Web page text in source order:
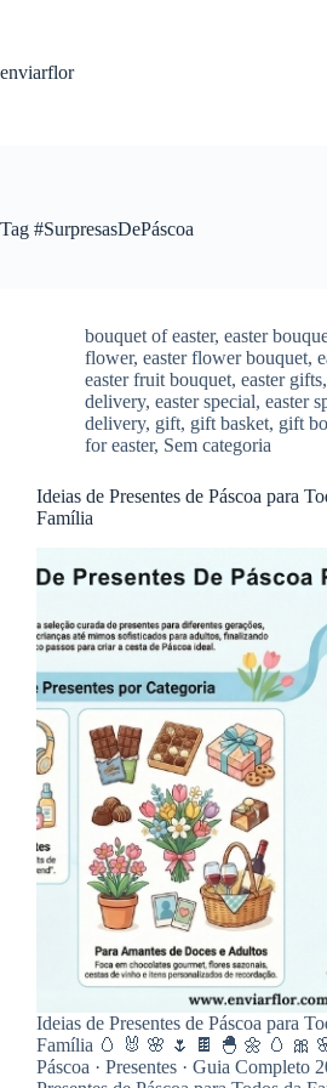
i
e
enviarflor
Tag #SurpresasDePáscoa
bouquet of easter, easter
flower, easter flower bouquet,
easter fruit bouquet, easter gifts,
delivery, easter special, easter
delivery, gift, gift basket, gift
for easter, Sem categoria
Ideias de Presentes de Páscoa para
Família
Ideias de Presentes de Páscoa para
Família 🥚 🐰 🌸 🌷 🍫 🐣 🌼 🥚 🎀
Páscoa · Presentes · Guia Completo